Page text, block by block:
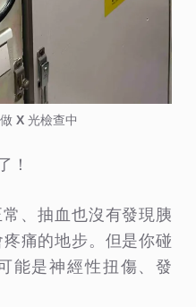
X 光檢查中
！
、抽血也沒有發現胰
痛的地步。但是你碰
能是神經性扭傷、發